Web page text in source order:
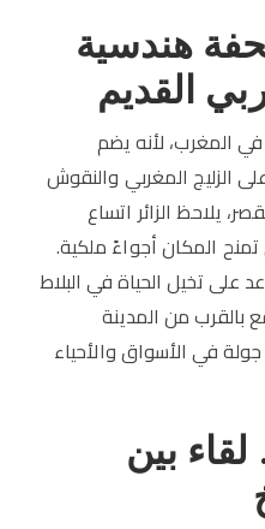
هندسية
القديم
المغرب، لأنه يضم
الزليج المغربي والنقوش
يلاحظ الزائر اتساع
تمنح المكان أجواءً ملكية.
على تخيل الحياة في البلاط
بالقرب من المدينة
في الأسواق والأحياء
بين